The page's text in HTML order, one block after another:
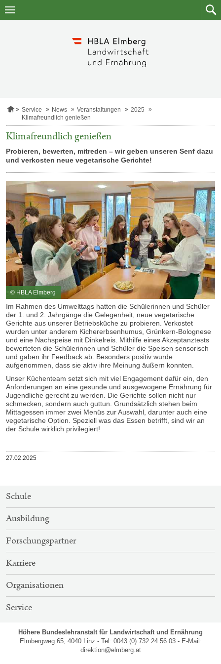
Zum
Zum
S
a
r
t
s
i
t
e
Service News Veranstaltungen
2025
Klimafreundlich genießen
Klimafreundlich genießen
Probieren, bewerten, mitreden – wir geben unseren Senf dazu
und verkosten neue vegetarische Gerichte!
© HBLA Elmberg
Im Rahmen des Umwelttags hatten die Schülerinnen und Schüler
der 1. und 2. Jahrgänge die Gelegenheit, neue vegetarische
Gerichte aus unserer Betriebsküche zu probieren. Verkostet
wurden unter anderem Kichererbsenhumus, Grünkern-Bolognese
und eine Nachspeise mit Dinkelreis. Mithilfe eines Akzeptanztests
bewerteten die Schülerinnen und Schüler die Speisen sensorisch
und gaben ihr Feedback ab. Besonders positiv wurde
aufgenommen, dass sie aktiv ihre Meinung äußern konnten.
Unser Küchenteam setzt sich mit viel Engagement dafür ein, den
Anforderungen an eine gesunde und ausgewogene Ernährung für
Jugendliche gerecht zu werden. Die Gerichte sollen nicht nur
schmecken, sondern auch guttun. Grundsätzlich stehen beim
Mittagessen immer zwei Menüs zur Auswahl, darunter auch eine
vegetarische Option. Speziell was das Essen betrifft, sind wir an
der Schule wirklich privilegiert!
Veröffentlicht
27.02.2025
SITEMAP-
NAVIGATION
Schule
Ausbildung
Forschungspartner
Karriere
Organisationen
Service
Höhere Bundeslehranstalt für Landwirtschaft und Ernährung
Elmbergweg 65, 4040 Linz - Tel: 0043 (0) 732 24 56 03 - E-Mail:
direktion@elmberg.at